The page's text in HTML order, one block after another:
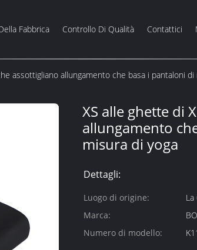
Fabbrica Controllo Di Qualità Contattici
assottigliano allungamento che basa i pantaloni di
XS alle ghette di
allungamento
misura di yoga
Dettagli:
Luogo di origine:
La
Marca:
Numero di modello: